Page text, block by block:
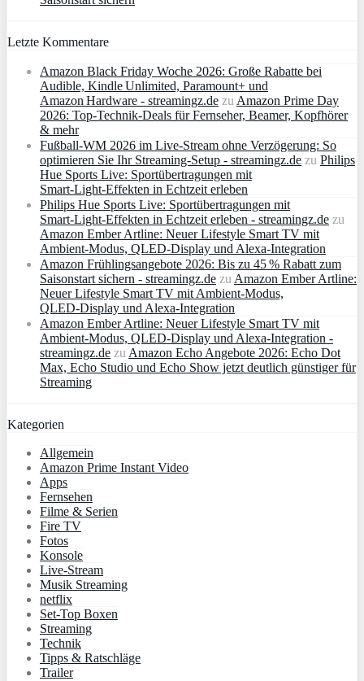
Letzte Kommentare
Amazon Black Friday Woche 2026: Große Rabatte bei
Audible, Kindle Unlimited, Paramount+ und
Amazon Hardware - streamingz.de zuAmazon Prime Day
2026: Top-Technik-Deals für Fernseher, Beamer, Kopfhörer
& mehr
Fußball-WM 2026 im Live-Stream ohne Verzögerung: So
optimieren Sie Ihr Streaming-Setup - streamingz.de zu Philips
Hue Sports Live: Sportübertragungen mit
Smart‑Light‑Effekten in Echtzeit erleben
Philips Hue Sports Live: Sportübertragungen mit
Smart‑Light‑Effekten in Echtzeit erleben - streamingz.de zu
Amazon Ember Artline: Neuer Lifestyle Smart TV mit
Ambient‑Modus, QLED‑Display und Alexa‑Integration
Amazon Frühlingsangebote 2026: Bis zu 45 % Rabatt zum
Saisonstart sichern - streamingz.de zuAmazon Ember Artline:
Neuer Lifestyle Smart TV mit Ambient‑Modus,
QLED‑Display und Alexa‑Integration
Amazon Ember Artline: Neuer Lifestyle Smart TV mit
Ambient‑Modus, QLED‑Display und Alexa‑Integration -
streamingz.de zuAmazon Echo Angebote 2026: Echo Dot
Max, Echo Studio und Echo Show jetzt deutlich günstiger für
Streaming
Kategorien
Allgemein
Amazon Prime Instant Video
Apps
Fernsehen
Filme & Serien
Fire TV
Fotos
Konsole
Live-Stream
Musik Streaming
netflix
Set-Top Boxen
Streaming
Technik
Tipps & Ratschläge
Trailer